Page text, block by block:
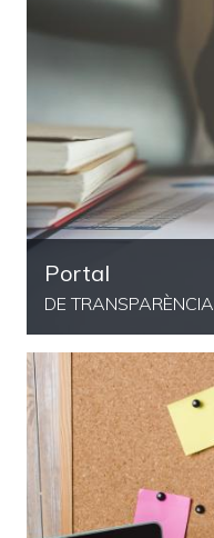
Portal
DE TRANSPARÈNCIA